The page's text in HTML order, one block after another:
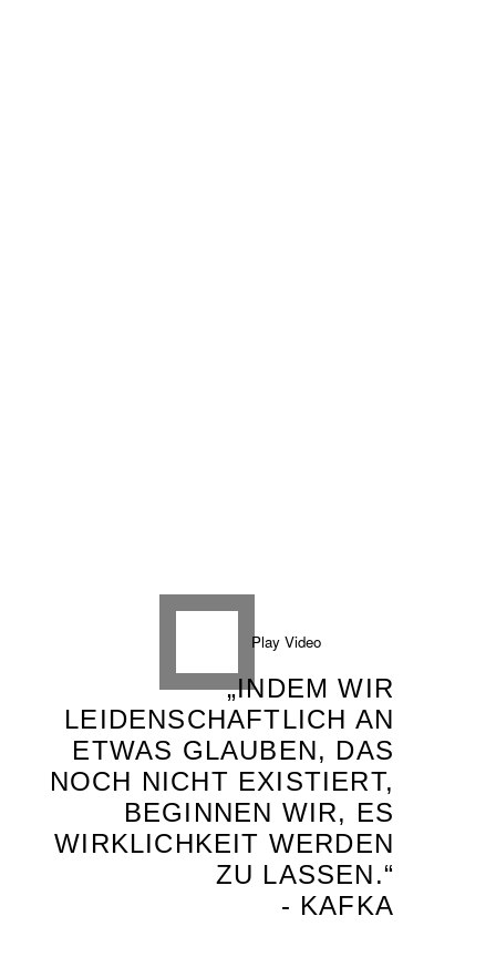
Play Video
„INDEM WIR
LEIDENSCHAFTLICH AN
ETWAS GLAUBEN, DAS
NOCH NICHT EXISTIERT,
BEGINNEN WIR, ES
WIRKLICHKEIT WERDEN
ZU LASSEN.“
- KAFKA